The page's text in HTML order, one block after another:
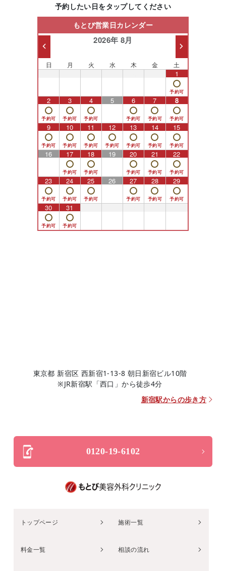
予約したい日をタップしてください
もとび営業日カレンダー
2026年 8月
日 月 火 水 木 金 土
1
2 3 4 5 6 7 8
9 10 11 12 13 14 15
16 17 18 19 20 21 22
23 24 25 26 27 28 29
30 31
東京都 新宿区 西新宿1-13-8 朝日新宿ビル10階
※JR新宿駅「西口」から徒歩4分
新宿駅からの歩き方
0120-19-6102
トップページ 施術一覧
料金一覧 相談の流れ